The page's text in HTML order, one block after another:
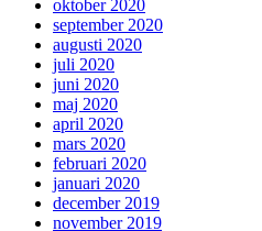
oktober 2020
september 2020
augusti 2020
juli 2020
juni 2020
maj 2020
april 2020
mars 2020
februari 2020
januari 2020
december 2019
november 2019